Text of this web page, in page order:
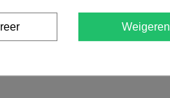
Weigeren